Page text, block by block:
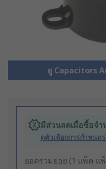
ดู Capacitors
มีส่วนลดเมื่อซื้อจำ
ดูตัวเลือกการกำหน
ยอดรวมย่อย (1 แพ็ค แ